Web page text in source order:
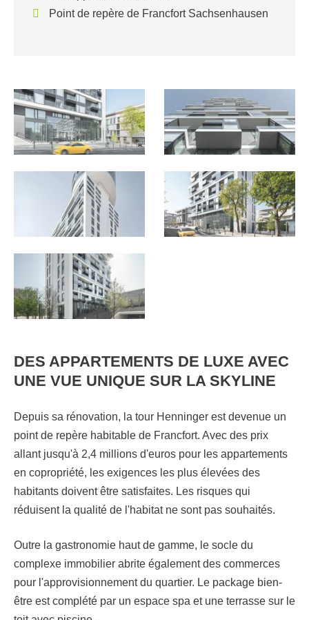
Point de repère de Francfort Sachsenhausen
DES APPARTEMENTS DE LUXE AVEC
UNE VUE UNIQUE SUR LA SKYLINE
Depuis sa rénovation, la tour Henninger est devenue un
point de repère habitable de Francfort. Avec des prix
allant jusqu'à 2,4 millions d'euros pour les appartements
en copropriété, les exigences les plus élevées des
habitants doivent être satisfaites. Les risques qui
réduisent la qualité de l'habitat ne sont pas souhaités.
Outre la gastronomie haut de gamme, le socle du
complexe immobilier abrite également des commerces
pour l'approvisionnement du quartier. Le package bien-
être est complété par un espace spa et une terrasse sur le